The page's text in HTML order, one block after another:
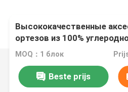
Высококачественные
ортезов из 100%
индивидуальному заказу
MOQ：1 блок
Beste prijs